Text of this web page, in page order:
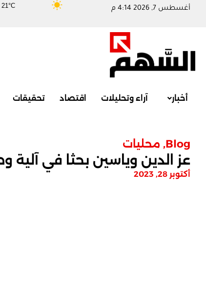
21°C أغسطس 7, 2026 4:14 م
أخبار آراء وتحليلات اقتصاد تحقيقات
Blog
, محليات
عز الدين وياسين بحثا في آلية
أكتوبر 28, 2023